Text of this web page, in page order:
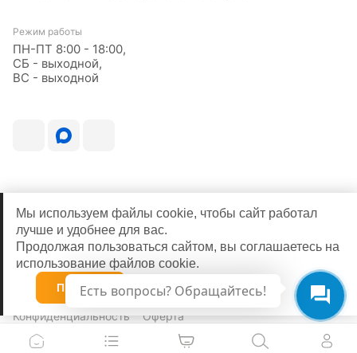
Режим работы
ПН-ПТ 8:00 - 18:00,
СБ - выходной,
ВС - выходной
© 2026
Конфиденциальность Оферта
Есть вопросы? Обращайтесь!
Мы используем файлы cookie, чтобы сайт работал
лучше и удобнее для вас.
Продолжая пользоваться сайтом, вы соглашаетесь на
использование файлов cookie.
Принять